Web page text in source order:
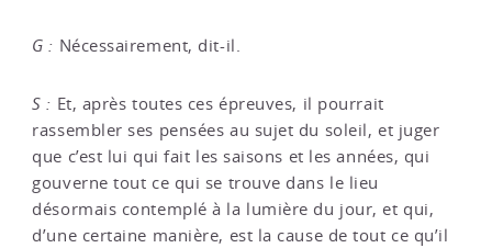
G : Nécessairement, dit-il.
S : Et, après toutes ces épreuves, il pourrait
rassembler ses pensées au sujet du soleil, et juger
que c’est lui qui fait les saisons et les années, qui
gouverne tout ce qui se trouve dans le lieu
désormais contemplé à la lumière du jour, et qui,
d’une certaine manière, est la cause de tout ce qu’il